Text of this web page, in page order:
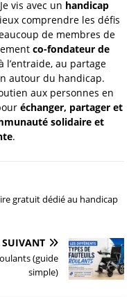
Je vis avec un handicap
comprendre les défis
de membres de
co-fondateur de
l’entraide, au partage
autour du handicap.
aux personnes en
échanger, partager et
solidaire et
.
gratuit dédié au handicap
SUIVANT
(guide
simple)